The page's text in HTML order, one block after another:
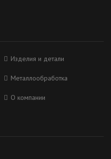
Изделия и детали
Металлообработка
О компании